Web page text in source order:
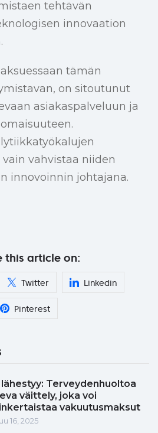
tehtävän
innovaation
tämän
on sitoutunut
asiakaspalveluun ja
vahvistaa niiden
innovoinnin johtajana.
this article on:
Twitter Linkedin
Pinterest
lähestyy: Terveydenhuoltoa
väittely, joka voi
vakuutusmaksut
16, 2025